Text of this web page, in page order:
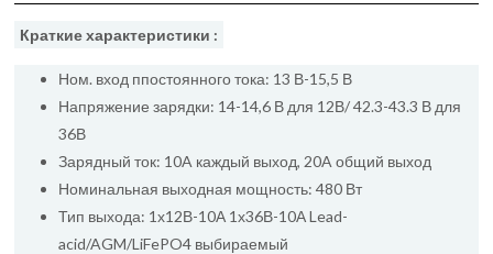
Краткие характеристики :
Ном. вход ппостоянного тока: 13 В-15,5 В
Напряжение зарядки: 14-14,6 В для 12В/ 42.3-43.3 В для
36В
Зарядный ток: 10A каждый выход, 20A общий выход
Номинальная выходная мощность: 480 Вт
Тип выхода: 1х12В-10А 1х36В-10А Lead-
acid/AGM/LiFePO4 выбираемый